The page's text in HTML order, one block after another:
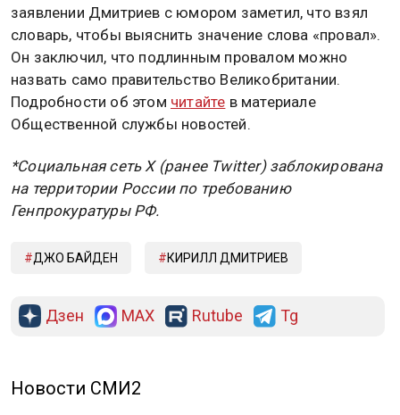
заявлении Дмитриев с юмором заметил, что взял
словарь, чтобы выяснить значение слова «провал».
Он заключил, что подлинным провалом можно
назвать само правительство Великобритании.
Подробности об этом читайте в материале
Общественной службы новостей.
*Социальная сеть X (ранее Twitter) заблокирована
на территории России по требованию
Генпрокуратуры РФ.
ДЖО БАЙДЕН КИРИЛЛ ДМИТРИЕВ
Дзен MAX Rutube Tg
Новости СМИ2